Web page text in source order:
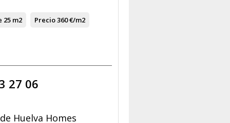
25 m2 Precio360 €/m2
27 06
Huelva Homes